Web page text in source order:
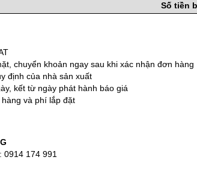
Số tiền
chuyển khoản ngay sau khi xác nhận đơn hàng
định của nhà sản xuất
kết từ ngày phát hành báo giá
và phí lắp đặt
0914 174 991